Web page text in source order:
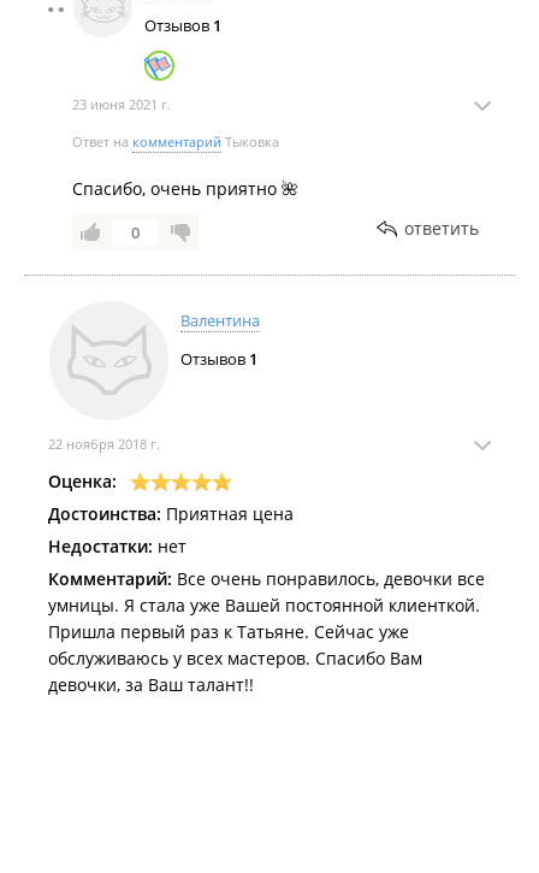
Отзывов 1
23 июня 2021 г.
Ответ на комментарий Тыковка
Спасибо, очень приятно 🌺
0 ответить
Валентина
Отзывов 1
22 ноября 2018 г.
Оценка:
Достоинства: Приятная цена
Недостатки: нет
Комментарий: Все очень понравилось, девочки все
умницы. Я стала уже Вашей постоянной клиенткой.
Пришла первый раз к Татьяне. Сейчас уже
обслуживаюсь у всех мастеров. Спасибо Вам
девочки, за Ваш талант!!